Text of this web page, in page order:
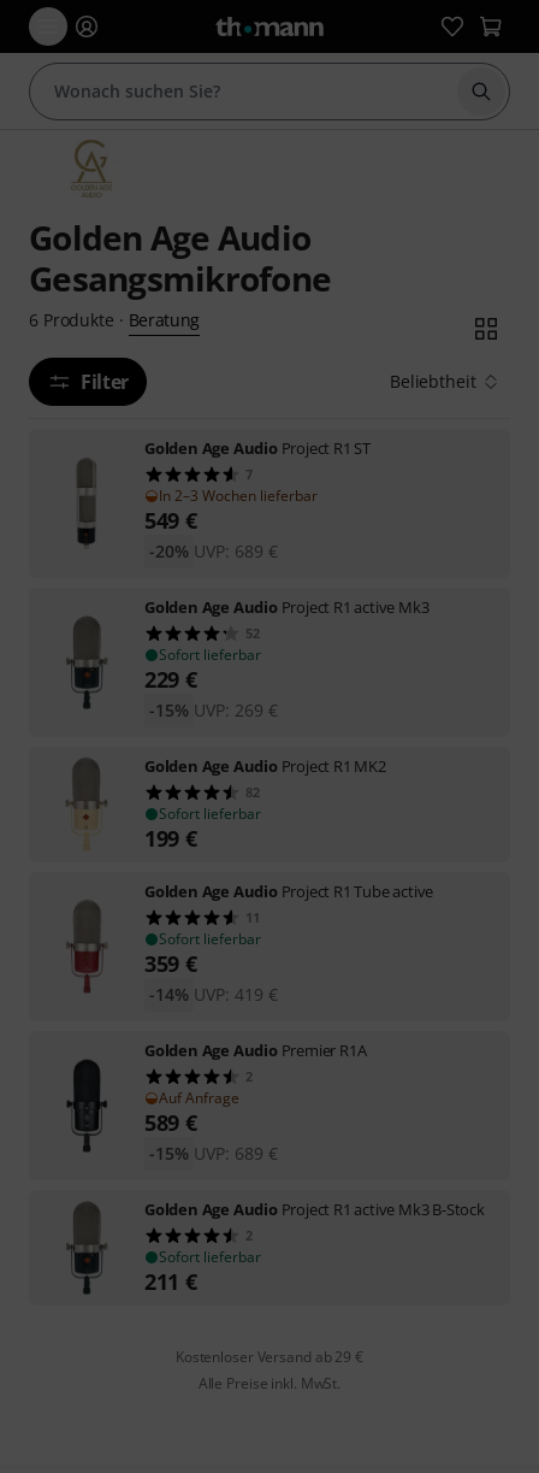
Suche
Golden Age Audio
Gesangsmikrofone
6 Produkte · Beratung
Filter Beliebtheit
Golden Age Audio Project R1 ST
7
In 2–3 Wochen lieferbar
549 €
UVP: 689 €
-20%
Golden Age Audio Project R1 active Mk3
52
Sofort lieferbar
229 €
UVP: 269 €
-15%
Golden Age Audio Project R1 MK2
82
Sofort lieferbar
199 €
Golden Age Audio Project R1 Tube active
11
Sofort lieferbar
359 €
UVP: 419 €
-14%
Golden Age Audio Premier R1A
2
Auf Anfrage
589 €
UVP: 689 €
-15%
Golden Age Audio Project R1 active Mk3 B-Stock
2
Sofort lieferbar
211 €
Kostenloser Versand ab 29 €
Alle Preise inkl. MwSt.